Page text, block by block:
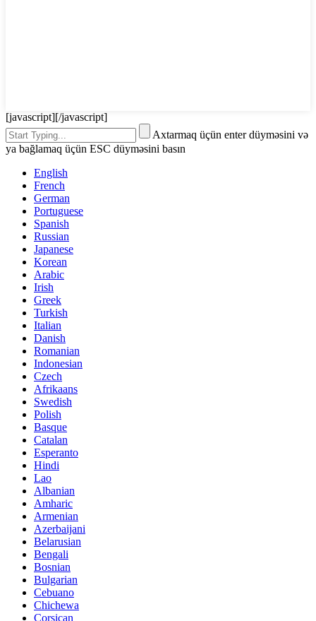
[javascript][/javascript]
Axtarmaq üçün enter düyməsini və
ya bağlamaq üçün ESC düyməsini basın
English
French
German
Portuguese
Spanish
Russian
Japanese
Korean
Arabic
Irish
Greek
Turkish
Italian
Danish
Romanian
Indonesian
Czech
Afrikaans
Swedish
Polish
Basque
Catalan
Esperanto
Hindi
Lao
Albanian
Amharic
Armenian
Azerbaijani
Belarusian
Bengali
Bosnian
Bulgarian
Cebuano
Chichewa
Corsican